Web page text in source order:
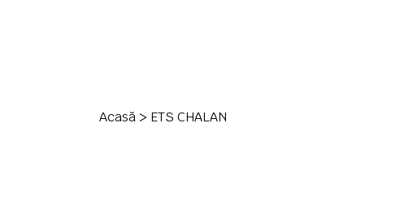
Acasă > ETS CHALAN